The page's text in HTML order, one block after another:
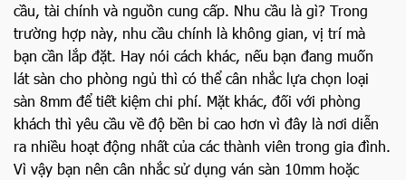
cầu, tài chính và nguồn cung cấp. Nhu cầu là gì? Trong
trường hợp này, nhu cầu chính là không gian, vị trí mà
bạn cần lắp đặt. Hay nói cách khác, nếu bạn đang muốn
lát sàn cho phòng ngủ thì có thể cân nhắc lựa chọn loại
sàn 8mm để tiết kiệm chi phí. Mặt khác, đối với phòng
khách thì yêu cầu về độ bền bỉ cao hơn vì đây là nơi diễn
ra nhiều hoạt động nhất của các thành viên trong gia đình.
Vì vậy bạn nên cân nhắc sử dụng ván sàn 10mm hoặc